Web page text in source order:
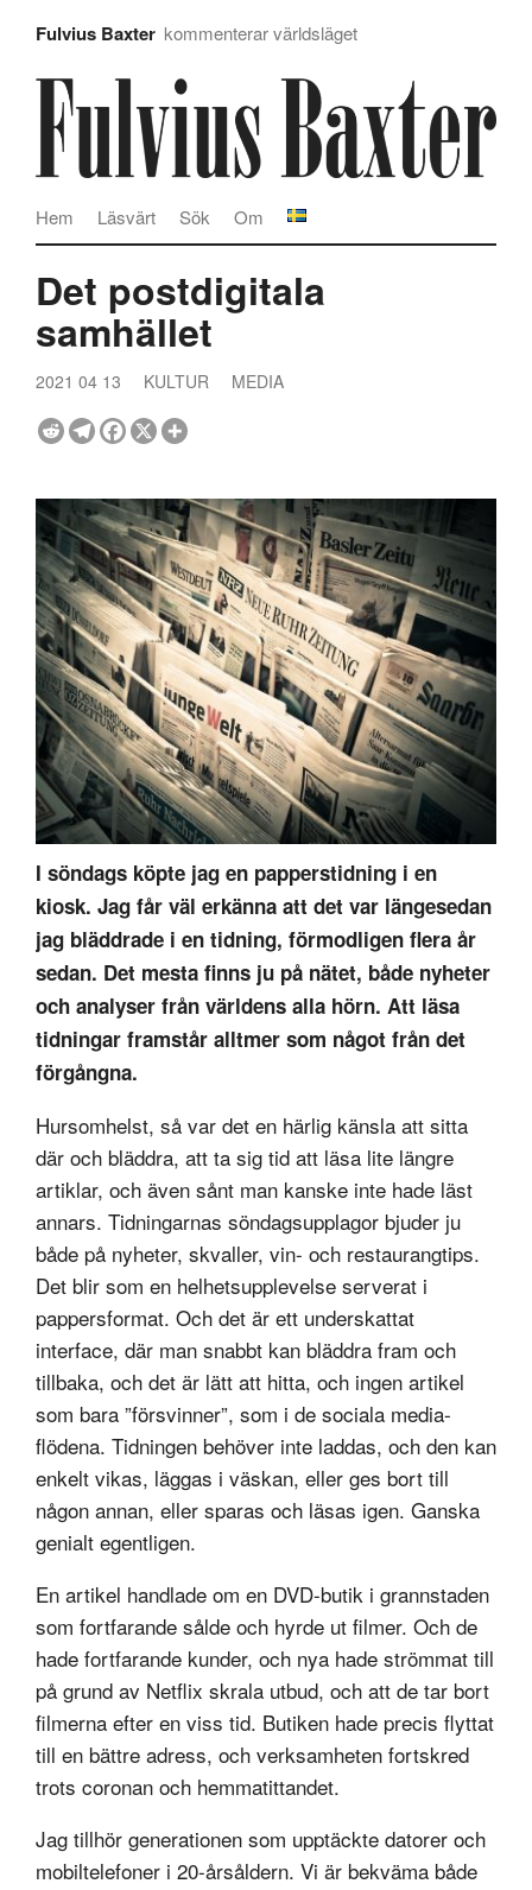
Fulvius Baxter kommenterar världsläget
Om
Sök
Läsvärt
Hem
Det postdigitala
samhället
2021 04 13 KULTUR MEDIA
I söndags köpte jag en papperstidning i en
kiosk. Jag får väl erkänna att det var längesedan
jag bläddrade i en tidning, förmodligen flera år
sedan. Det mesta finns ju på nätet, både nyheter
och analyser från världens alla hörn. Att läsa
tidningar framstår alltmer som något från det
förgångna.
Hursomhelst, så var det en härlig känsla att sitta
där och bläddra, att ta sig tid att läsa lite längre
artiklar, och även sånt man kanske inte hade läst
annars. Tidningarnas söndagsupplagor bjuder ju
både på nyheter, skvaller, vin- och restaurangtips.
Det blir som en helhetsupplevelse serverat i
pappersformat. Och det är ett underskattat
interface, där man snabbt kan bläddra fram och
tillbaka, och det är lätt att hitta, och ingen artikel
som bara ”försvinner”, som i de sociala media-
flödena. Tidningen behöver inte laddas, och den kan
enkelt vikas, läggas i väskan, eller ges bort till
någon annan, eller sparas och läsas igen. Ganska
genialt egentligen.
En artikel handlade om en DVD-butik i grannstaden
som fortfarande sålde och hyrde ut filmer. Och de
hade fortfarande kunder, och nya hade strömmat till
på grund av Netflix skrala utbud, och att de tar bort
filmerna efter en viss tid. Butiken hade precis flyttat
till en bättre adress, och verksamheten fortskred
trots coronan och hemmatittandet.
Jag tillhör generationen som upptäckte datorer och
mobiltelefoner i 20-årsåldern. Vi är bekväma både